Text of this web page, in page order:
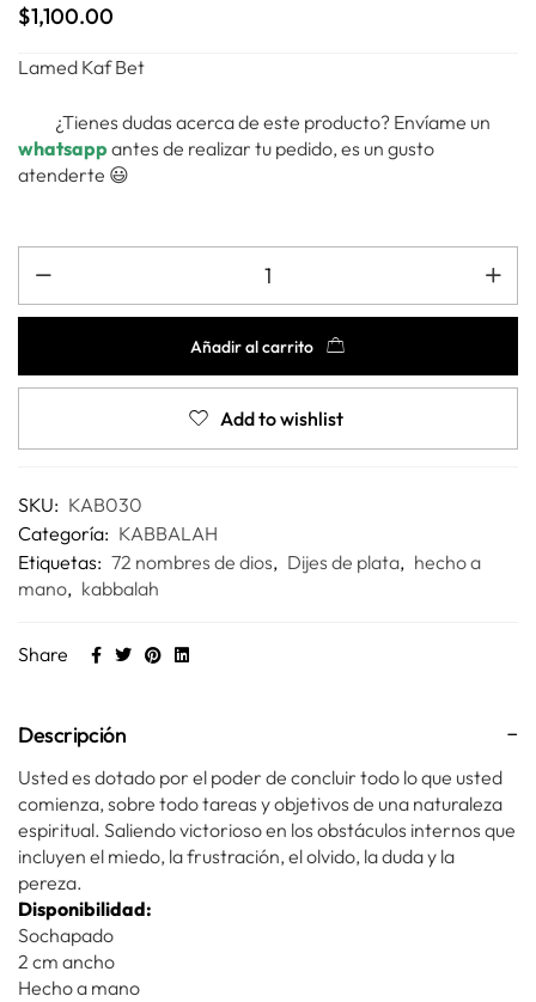
$1,100.00
Lamed Kaf Bet
¿Tienes dudas acerca de este producto? Envíame un
whatsapp antes de realizar tu pedido, es un gusto
atenderte 😃
Añadir al carrito
Add to wishlist
SKU: KAB030
Categoría: KABBALAH
Etiquetas: 72 nombres de dios, Dijes de plata, hecho a
mano, kabbalah
Share
Descripción
Usted es dotado por el poder de concluir todo lo que usted
comienza, sobre todo tareas y objetivos de una naturaleza
espiritual. Saliendo victorioso en los obstáculos internos que
incluyen el miedo, la frustración, el olvido, la duda y la
pereza.
Disponibilidad:
Sochapado
2 cm ancho
Hecho a mano